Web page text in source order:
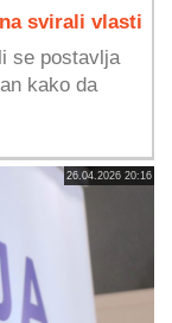
svirali vlasti
se postavlja
kako da
26.04.2026 20:16